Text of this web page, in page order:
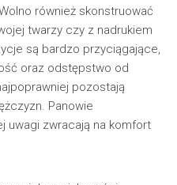
również skonstruować
twarzy czy z nadrukiem
są bardzo przyciągające,
oraz odstępstwo od
pozostają
Panowie
uwagi zwracają na komfort